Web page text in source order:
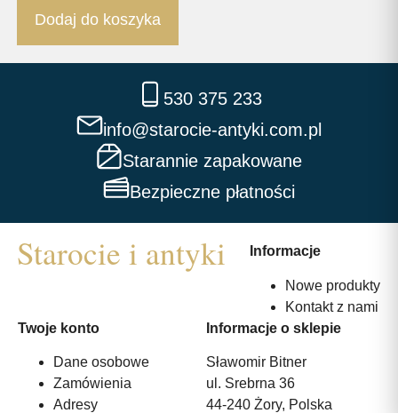
Dodaj do koszyka
530 375 233
info@starocie-antyki.com.pl
Starannie zapakowane
Bezpieczne płatności
Informacje
Nowe produkty
Kontakt z nami
Twoje konto
Dane osobowe
Zamówienia
Adresy
Informacje o sklepie
Sławomir Bitner
ul. Srebrna 36
44-240 Żory, Polska